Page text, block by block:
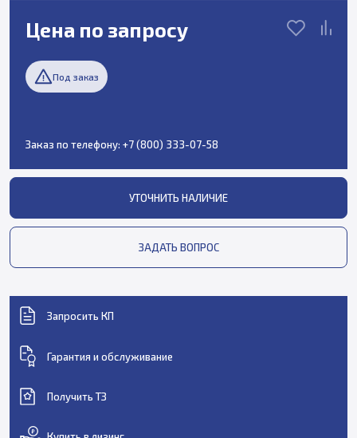
Цена по запросу
Под заказ
Заказ по телефону: +7 (800) 333-07-58
УТОЧНИТЬ НАЛИЧИЕ
ЗАДАТЬ ВОПРОС
Запросить КП
Гарантия и обслуживание
Получить ТЗ